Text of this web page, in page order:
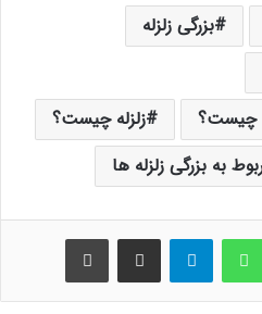
بزرگی زلزله
چیست؟
زلزله چیست؟
به بزرگی زلزله ها
واتس آپ اشتراک گذاری از طریق ایمیل